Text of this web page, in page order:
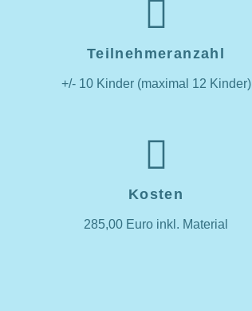
Teilnehmeranzahl
+/- 10 Kinder (maximal 12 Kinder)
Kosten
285,00 Euro inkl. Material